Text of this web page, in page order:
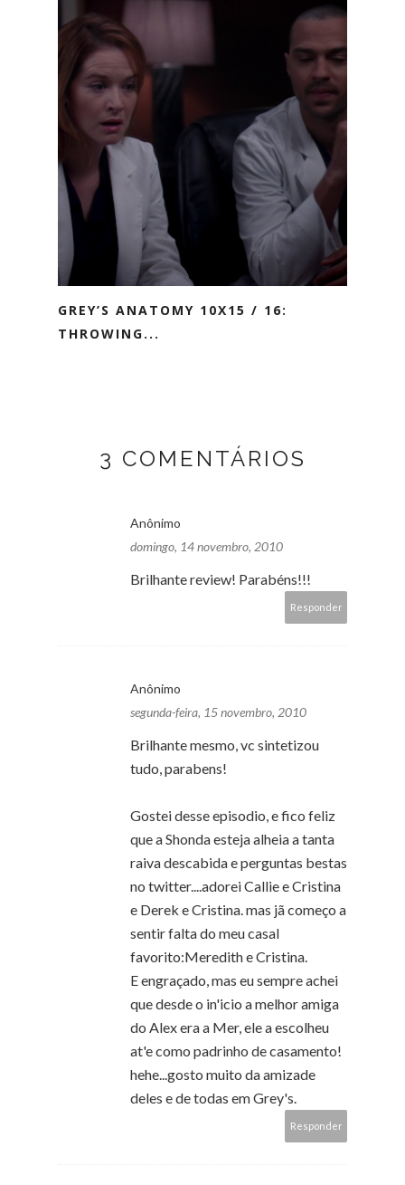
GREY’S ANATOMY 10X15 / 16:
THROWING...
3 COMENTÁRIOS
Anônimo
domingo, 14 novembro, 2010
Brilhante review! Parabéns!!!
Responder
Anônimo
segunda-feira, 15 novembro, 2010
Brilhante mesmo, vc sintetizou
tudo, parabens!
Gostei desse episodio, e fico feliz
que a Shonda esteja alheia a tanta
raiva descabida e perguntas bestas
no twitter....adorei Callie e Cristina
e Derek e Cristina. mas jã começo a
sentir falta do meu casal
favorito:Meredith e Cristina.
E engraçado, mas eu sempre achei
que desde o in'icio a melhor amiga
do Alex era a Mer, ele a escolheu
at'e como padrinho de casamento!
hehe...gosto muito da amizade
deles e de todas em Grey's.
Responder